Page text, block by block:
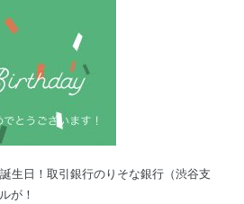
生日！取引銀行のりそな銀行（渋谷支
が！